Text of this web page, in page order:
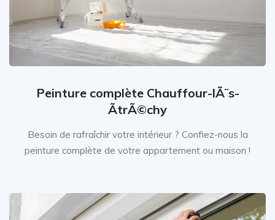
Peinture complète Chauffour-lÃ¨s-
ÃtrÃ©chy
Besoin de rafraîchir votre intérieur ? Confiez-nous la
peinture complète de votre appartement ou maison !